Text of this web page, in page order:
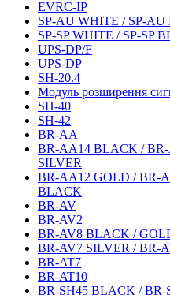
EVRC-IP
SP-AU WHITE / SP-
SP-SP WHITE / SP-SP
UPS-DP/F
UPS-DP
SH-20.4
Модуль розширення
SH-40
SH-42
BR-AA
BR-AA14 BLACK /
SILVER
BR-AA12 GOLD / BR-
BLACK
BR-AV
BR-AV2
BR-AV8 BLACK /
BR-AV7 SILVER / BR-
BR-AT7
BR-AT10
BR-SH45 BLACK / BR-